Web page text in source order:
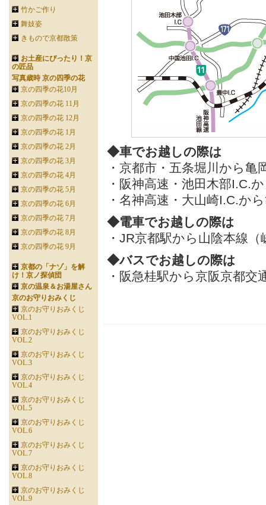
◆車でお越しの際は
・京都市・五条堀川から
・阪神高速・池田木部I.C.
・名神高速・大山崎I.C.か
◆電車でお越しの際は
・JR京都駅から山陰本線
◆バスでお越しの際は
・阪急桂駅から京阪京都
竹かご作り
舞妓姿
きもので京都散策
お土産にぴったり！京
の匠品
写真歳時 京の四季の花
京の四季の花10月
京の四季の花 11月
京の四季の花 12月
京の四季の花 1月
京の四季の花 2月
京の四季の花 3月
京の四季の花 4月
京の四季の花 5月
京の四季の花 6月
京の四季の花 7月
京の四季の花 8月
京の四季の花 9月
京都の「ナゾ」を解
け！京ノ探偵団
京の温泉＆お湯屋さん
京のお守りおみくじ
京のお守りおみくじ
VOL.1
京のお守りおみくじ
VOL.2
京のお守りおみくじ
VOL.3
京のお守りおみくじ
VOL.4
京のお守りおみくじ
VOL.5
京のお守りおみくじ
VOL.6
京のお守りおみくじ
VOL.7
京のお守りおみくじ
VOL.8
京のお守りおみくじ
VOL.9